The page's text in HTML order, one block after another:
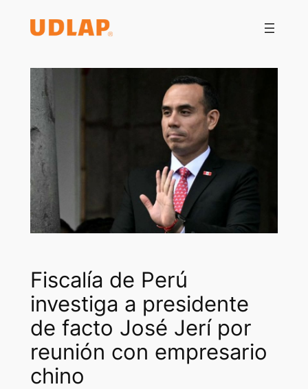
Fiscalía de Perú
investiga a presidente
de facto José Jerí por
reunión con empresario
chino